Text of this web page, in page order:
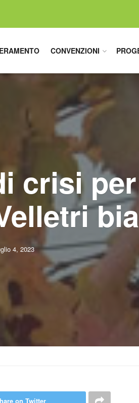
CONVENZIONI
crisi
4, 2023
on Twitter